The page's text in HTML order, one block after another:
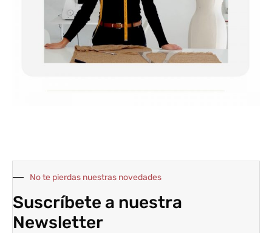
No te pierdas nuestras novedades
Suscríbete a nuestra
Newsletter